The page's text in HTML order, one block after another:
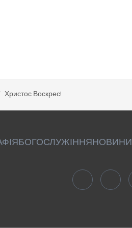
Христос Воскрес!
БОГОСЛУЖІННЯНОВИНИ